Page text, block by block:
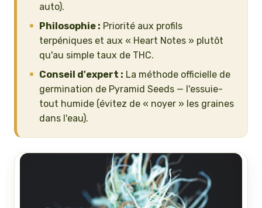
auto).
Philosophie : Priorité aux profils
terpéniques et aux « Heart Notes » plutôt
qu'au simple taux de THC.
Conseil d'expert : La méthode officielle de
germination de Pyramid Seeds — l'essuie-
tout humide (évitez de « noyer » les graines
dans l'eau).